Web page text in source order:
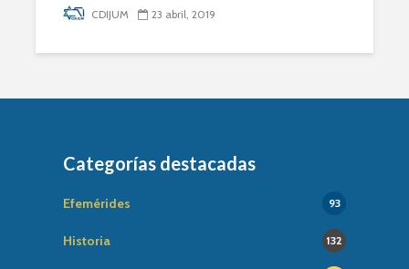
CDIJUM 23 abril, 2019
Categorías destacadas
Efemérides 93
Historia 132